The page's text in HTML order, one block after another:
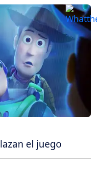
el juego